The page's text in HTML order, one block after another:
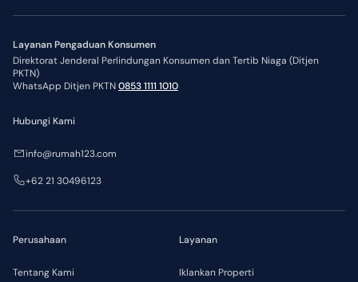
Layanan Pengaduan Konsumen
Direktorat Jenderal Perlindungan Konsumen dan Tertib Niaga (Ditjen
PKTN)
WhatsApp Ditjen PKTN0853 1111 1010
Perusahaan
Tentang Kami
Layanan
Iklankan Properti
Hubungi Kami
info@rumah123.com
+62 21 30496123